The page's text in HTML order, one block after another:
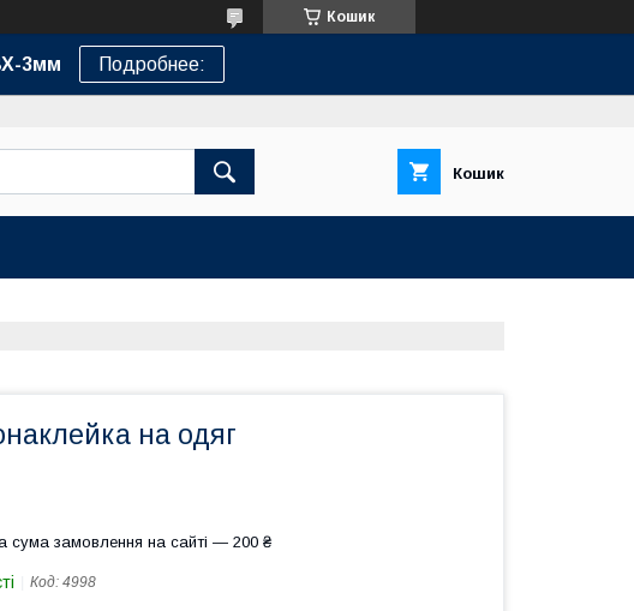
Кошик
3мм Подробнее:
Кошик
на одяг
сума замовлення на сайті — 200 ₴
Код: 4998